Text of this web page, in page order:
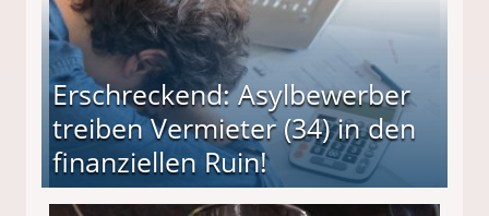
Erschreckend: Asylbewerber
treiben Vermieter (34) in den
finanziellen Ruin!